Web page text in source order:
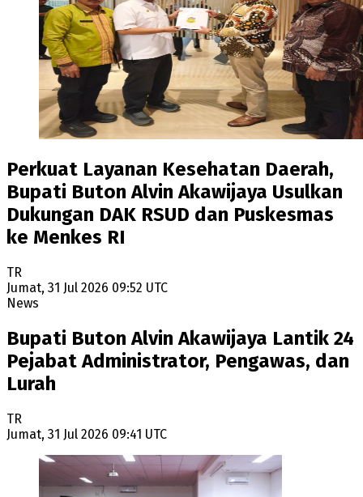
Perkuat Layanan Kesehatan Daerah,
Bupati Buton Alvin Akawijaya Usulkan
Dukungan DAK RSUD dan Puskesmas
ke Menkes RI
TR
Jumat, 31 Jul 2026 09:52 UTC
News
Bupati Buton Alvin Akawijaya Lantik 24
Pejabat Administrator, Pengawas, dan
Lurah
TR
Jumat, 31 Jul 2026 09:41 UTC